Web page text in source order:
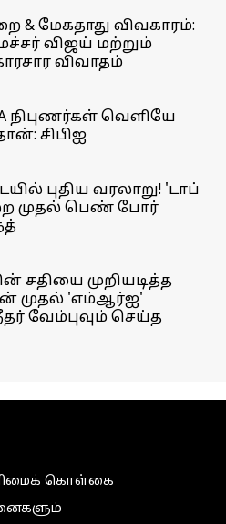
& மேகதாது விவகாரம்:
விஜய் மற்றும்
விவாதம்
நிபுணர்கள் வெளியே
சிபிஐ
புதிய வரலாறு! 'டாப்
முதல் பெண் போர்
சதியை முறியடித்த
முதல் 'எம்ஆர்ஐ'
வேம்புவும் செய்த
கொள்கை